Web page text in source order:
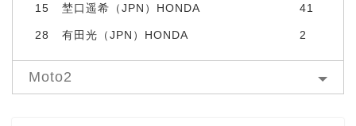
15 埜口遥希（JPN）HONDA 41
28 有田光（JPN）HONDA 2
Moto2